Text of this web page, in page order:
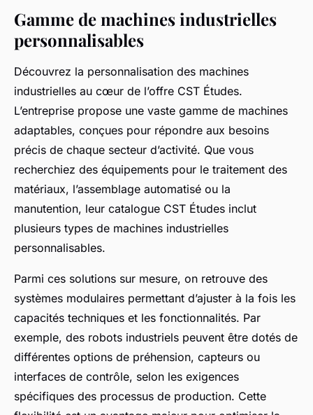
Gamme de machines industrielles
personnalisables
Découvrez la personnalisation des machines
industrielles au cœur de l’offre CST Études.
L’entreprise propose une vaste gamme de machines
adaptables, conçues pour répondre aux besoins
précis de chaque secteur d’activité. Que vous
recherchiez des équipements pour le traitement des
matériaux, l’assemblage automatisé ou la
manutention, leur catalogue CST Études inclut
plusieurs types de machines industrielles
personnalisables.
Parmi ces solutions sur mesure, on retrouve des
systèmes modulaires permettant d’ajuster à la fois les
capacités techniques et les fonctionnalités. Par
exemple, des robots industriels peuvent être dotés de
différentes options de préhension, capteurs ou
interfaces de contrôle, selon les exigences
spécifiques des processus de production. Cette